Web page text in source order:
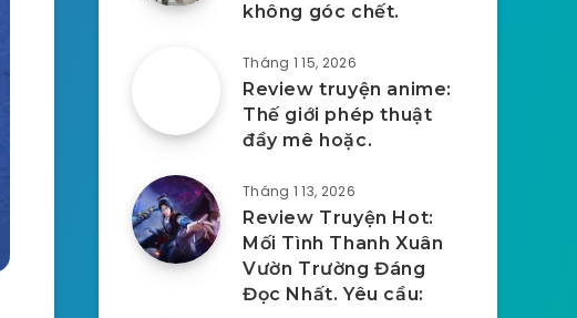
không góc chết.
Tháng 1 15, 2026
Review truyện anime:
Thế giới phép thuật
đầy mê hoặc.
Tháng 1 13, 2026
Review Truyện Hot:
Mối Tình Thanh Xuân
Vườn Trường Đáng
Đọc Nhất. Yêu cầu: